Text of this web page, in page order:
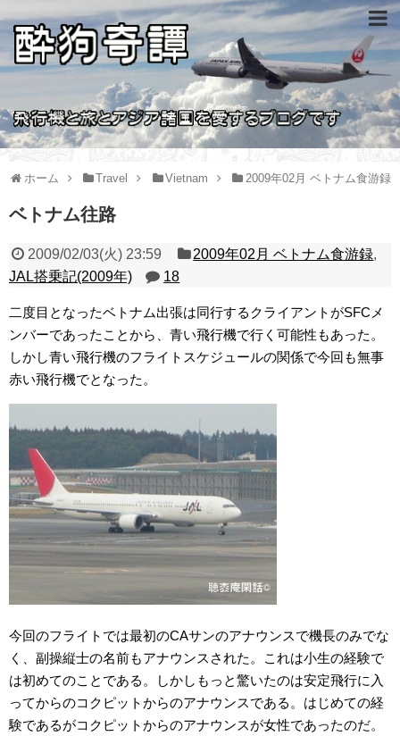
ホーム Travel Vietnam 2009年02月 ベトナム食游録
ベトナム往路
2009/02/03(火) 23:59 2009年02月 ベトナム食游録,
JAL搭乗記(2009年)
18
二度目となったベトナム出張は同行するクライアントがSFCメ
ンバーであったことから、青い飛行機で行く可能性もあった。
しかし青い飛行機のフライトスケジュールの関係で今回も無事
赤い飛行機でとなった。
今回のフライトでは最初のCAサンのアナウンスで機長のみでな
く、副操縦士の名前もアナウンスされた。これは小生の経験で
は初めてのことである。しかしもっと驚いたのは安定飛行に入
ってからのコクピットからのアナウンスである。はじめての経
験であるがコクピットからのアナウンスが女性であったのだ。